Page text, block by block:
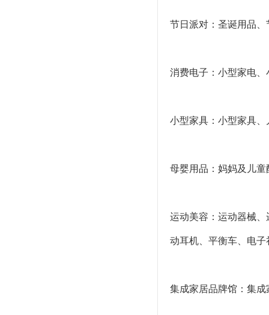
节日派对：圣诞用品
消费电子：小型家电
小型家具：小型家具
母婴用品：妈妈及儿
运动美容：运动器械
动耳机、平衡车、电子
集成家居品牌馆：集